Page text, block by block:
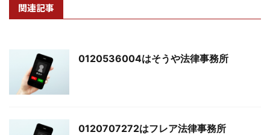
関連記事
0120536004はそうや法律事務所
0120707272はフレア法律事務所